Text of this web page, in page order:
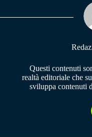
pp m
Questi contenuti
realtà editoriale che
sviluppa contenuti